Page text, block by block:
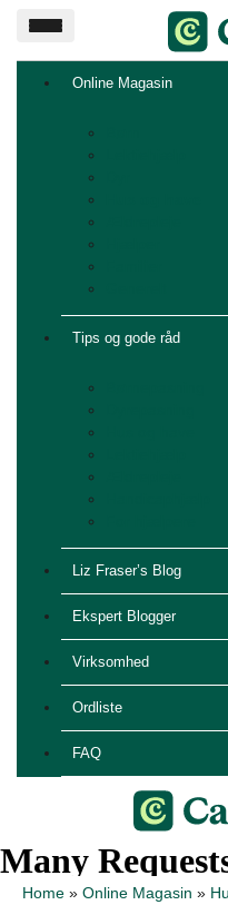
Online Magasin
Tips og gode råd
Liz Fraser’s Blog
Ekspert Blogger
Virksomhed
Ordliste
FAQ
Home » Online Magasin »